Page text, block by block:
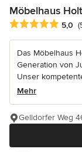
Möbelhaus
Durchschnittliche
5,0
Das Möbelhaus
Generation von
Unser
Mehr
Gelldorfer Weg